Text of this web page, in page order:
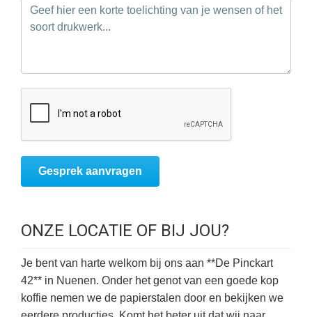
Gesprek aanvragen
ONZE LOCATIE OF BIJ JOU?
Je bent van harte welkom bij ons aan **De Pinckart
42** in Nuenen. Onder het genot van een goede kop
koffie nemen we de papierstalen door en bekijken we